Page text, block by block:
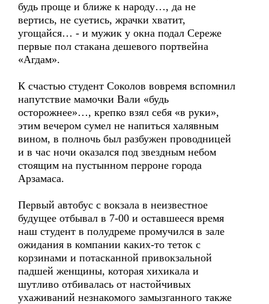
будь проще и ближе к народу…, да не
вертись, не суетись, жрачки хватит,
угощайся… - и мужик у окна подал Сереже
первые пол стакана дешевого портвейна
«Агдам».
К счастью студент Соколов вовремя вспомнил
напутствие мамочки Вали «будь
осторожнее»…, крепко взял себя «в руки»,
этим вечером сумел не напиться халявным
вином, в полночь был разбужен проводницей
и в час ночи оказался под звездным небом
стоящим на пустынном перроне города
Арзамаса.
Первый автобус с вокзала в неизвестное
будущее отбывал в 7-00 и оставшееся время
наш студент в полудреме промучился в зале
ожидания в компании каких-то теток с
корзинами и потасканной привокзальной
падшей женщины, которая хихикала и
шутливо отбивалась от настойчивых
ухаживаний незнакомого замызганного также